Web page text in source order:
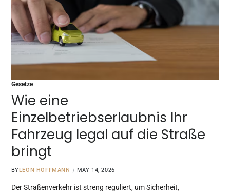
Gesetze
Wie eine
Einzelbetriebserlaubnis Ihr
Fahrzeug legal auf die Straße
bringt
BYLEON HOFFMANN MAY 14, 2026
Der Straßenverkehr ist streng reguliert, um Sicherheit,